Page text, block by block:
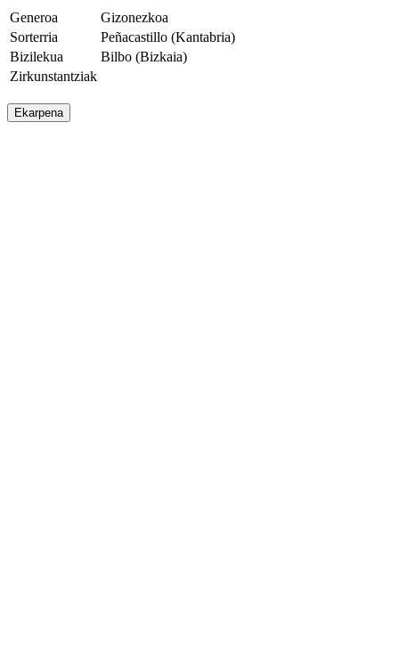
Generoa
Gizonezkoa
Sorterria
Peñacastillo (Kantabria)
Bizilekua
Bilbo (Bizkaia)
Zirkunstantziak